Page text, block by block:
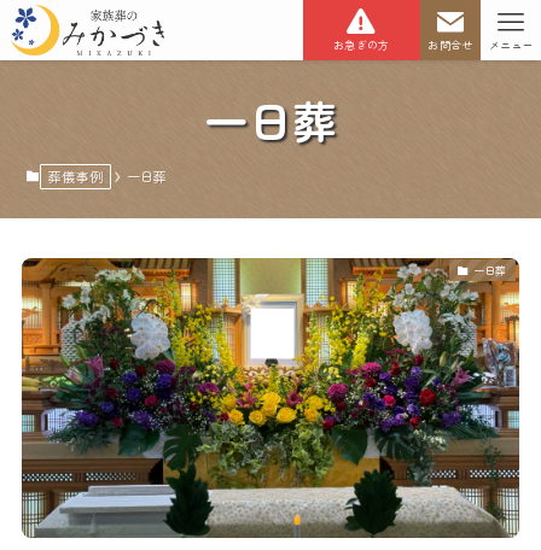
お急ぎの方 お問合せ メニュー
一日葬
葬儀事例 一日葬
一日葬